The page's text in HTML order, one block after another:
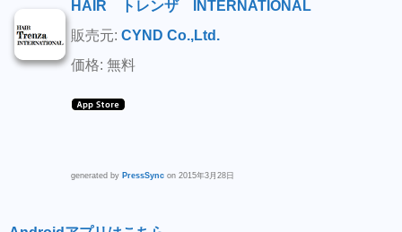
HAIR トレンザ INTERNATIONAL
販売元: CYND Co.,Ltd.
価格: 無料
generated by PressSync on 2015年3月28日